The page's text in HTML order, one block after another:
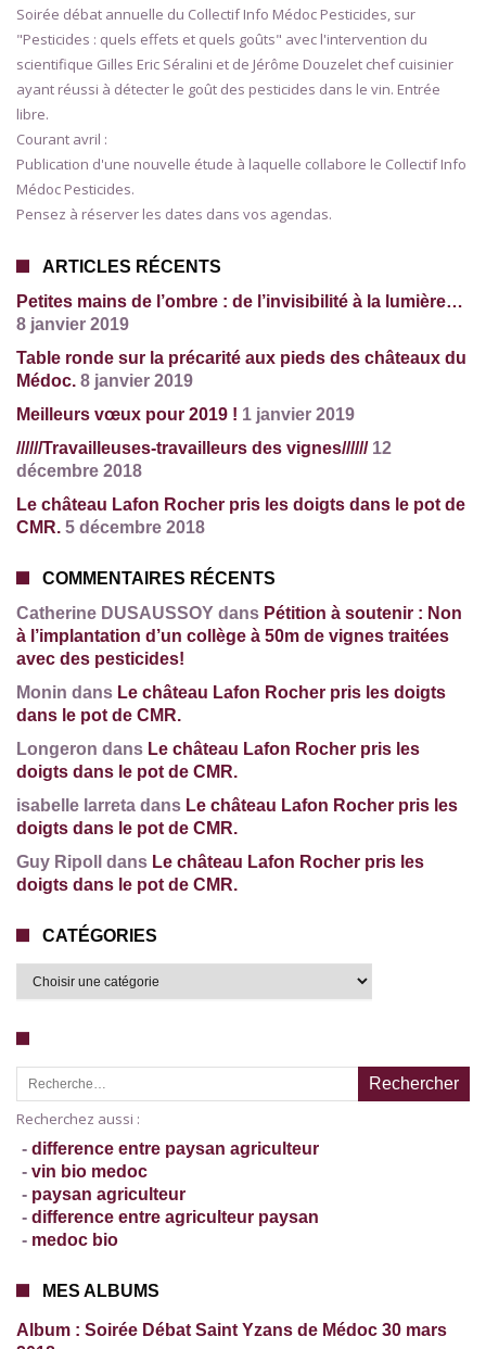
Soirée débat annuelle du Collectif Info Médoc Pesticides, sur
"Pesticides : quels effets et quels goûts" avec l'intervention du
scientifique Gilles Eric Séralini et de Jérôme Douzelet chef cuisinier
ayant réussi à détecter le goût des pesticides dans le vin. Entrée
libre.
Courant avril :
Publication d'une nouvelle étude à laquelle collabore le Collectif Info
Médoc Pesticides.
Pensez à réserver les dates dans vos agendas.
ARTICLES RÉCENTS
Petites mains de l’ombre : de l’invisibilité à la lumière…
8 janvier 2019
Table ronde sur la précarité aux pieds des châteaux du
Médoc. 8 janvier 2019
Meilleurs vœux pour 2019 ! 1 janvier 2019
//////Travailleuses-travailleurs des vignes////// 12
décembre 2018
Le château Lafon Rocher pris les doigts dans le pot de
CMR. 5 décembre 2018
COMMENTAIRES RÉCENTS
Catherine DUSAUSSOY dans Pétition à soutenir : Non
à l’implantation d’un collège à 50m de vignes traitées
avec des pesticides!
Monin dans Le château Lafon Rocher pris les doigts
dans le pot de CMR.
Longeron dans Le château Lafon Rocher pris les
doigts dans le pot de CMR.
isabelle larreta dans Le château Lafon Rocher pris les
doigts dans le pot de CMR.
Guy Ripoll dans Le château Lafon Rocher pris les
doigts dans le pot de CMR.
CATÉGORIES
Recherche pour :
Recherchez aussi :
- difference entre paysan agriculteur
- vin bio medoc
- paysan agriculteur
- difference entre agriculteur paysan
- medoc bio
MES ALBUMS
Album : Soirée Débat Saint Yzans de Médoc 30 mars